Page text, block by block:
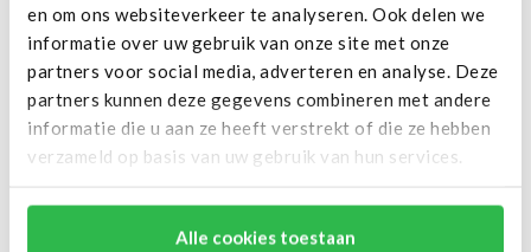
en om ons websiteverkeer te analyseren. Ook delen we
informatie over uw gebruik van onze site met onze
partners voor social media, adverteren en analyse. Deze
partners kunnen deze gegevens combineren met andere
informatie die u aan ze heeft verstrekt of die ze hebben
verzameld op basis van uw gebruik van hun services.
Alle cookies toestaan
Keuze uit een 24/7 SLA of kantoor
SLA
24/7 of op werkdagen tussen 9:00 tot 17:00, we
Application Operation Center (AOC), zo kunnen